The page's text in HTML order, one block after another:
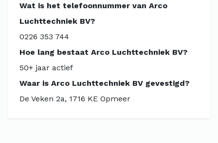
Wat is het telefoonnummer van Arco
Luchttechniek BV?
0226 353 744
Hoe lang bestaat Arco Luchttechniek BV?
50+ jaar actief
Waar is Arco Luchttechniek BV gevestigd?
De Veken 2a, 1716 KE Opmeer